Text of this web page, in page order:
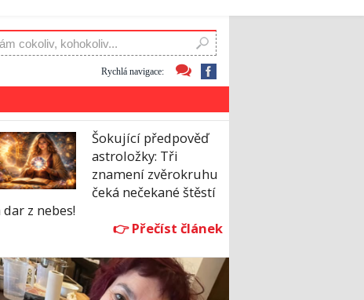
Rychlá navigace:
Šokující předpověď
astroložky: Tři
znamení zvěrokruhu
čeká nečekané štěstí
dar z nebes!